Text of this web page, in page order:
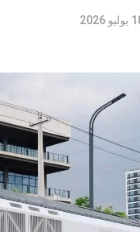
2026